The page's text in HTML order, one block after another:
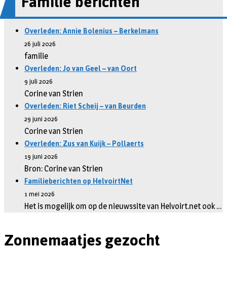
Overleden: Annie Bolenius – Berkelmans
26 juli 2026
familie
Overleden: Jo van Geel – van Oort
9 juli 2026
Corine van Strien
Overleden: Riet Scheij – van Beurden
29 juni 2026
Corine van Strien
Overleden: Zus van Kuijk – Pollaerts
19 juni 2026
Bron: Corine van Strien
Familieberichten op HelvoirtNet
1 mei 2026
Het is mogelijk om op de nieuwssite van Helvoirt.net ook …
Zonnemaatjes gezocht